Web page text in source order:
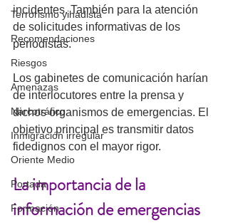
Terrorismo yihadista
Recomendaciones
Riesgos
Amenazas
Narcotráfico
Inmigración irregular
Oriente Medio
Portada
Formación
incidentes. También para la atención
de solicitudes informativas de los
periodistas.
Los gabinetes de comunicación harían
de interlocutores entre la prensa y
dichos organismos de emergencias. El
objetivo principal es transmitir datos
fidedignos con el mayor rigor.
La importancia de la
información de emergencias